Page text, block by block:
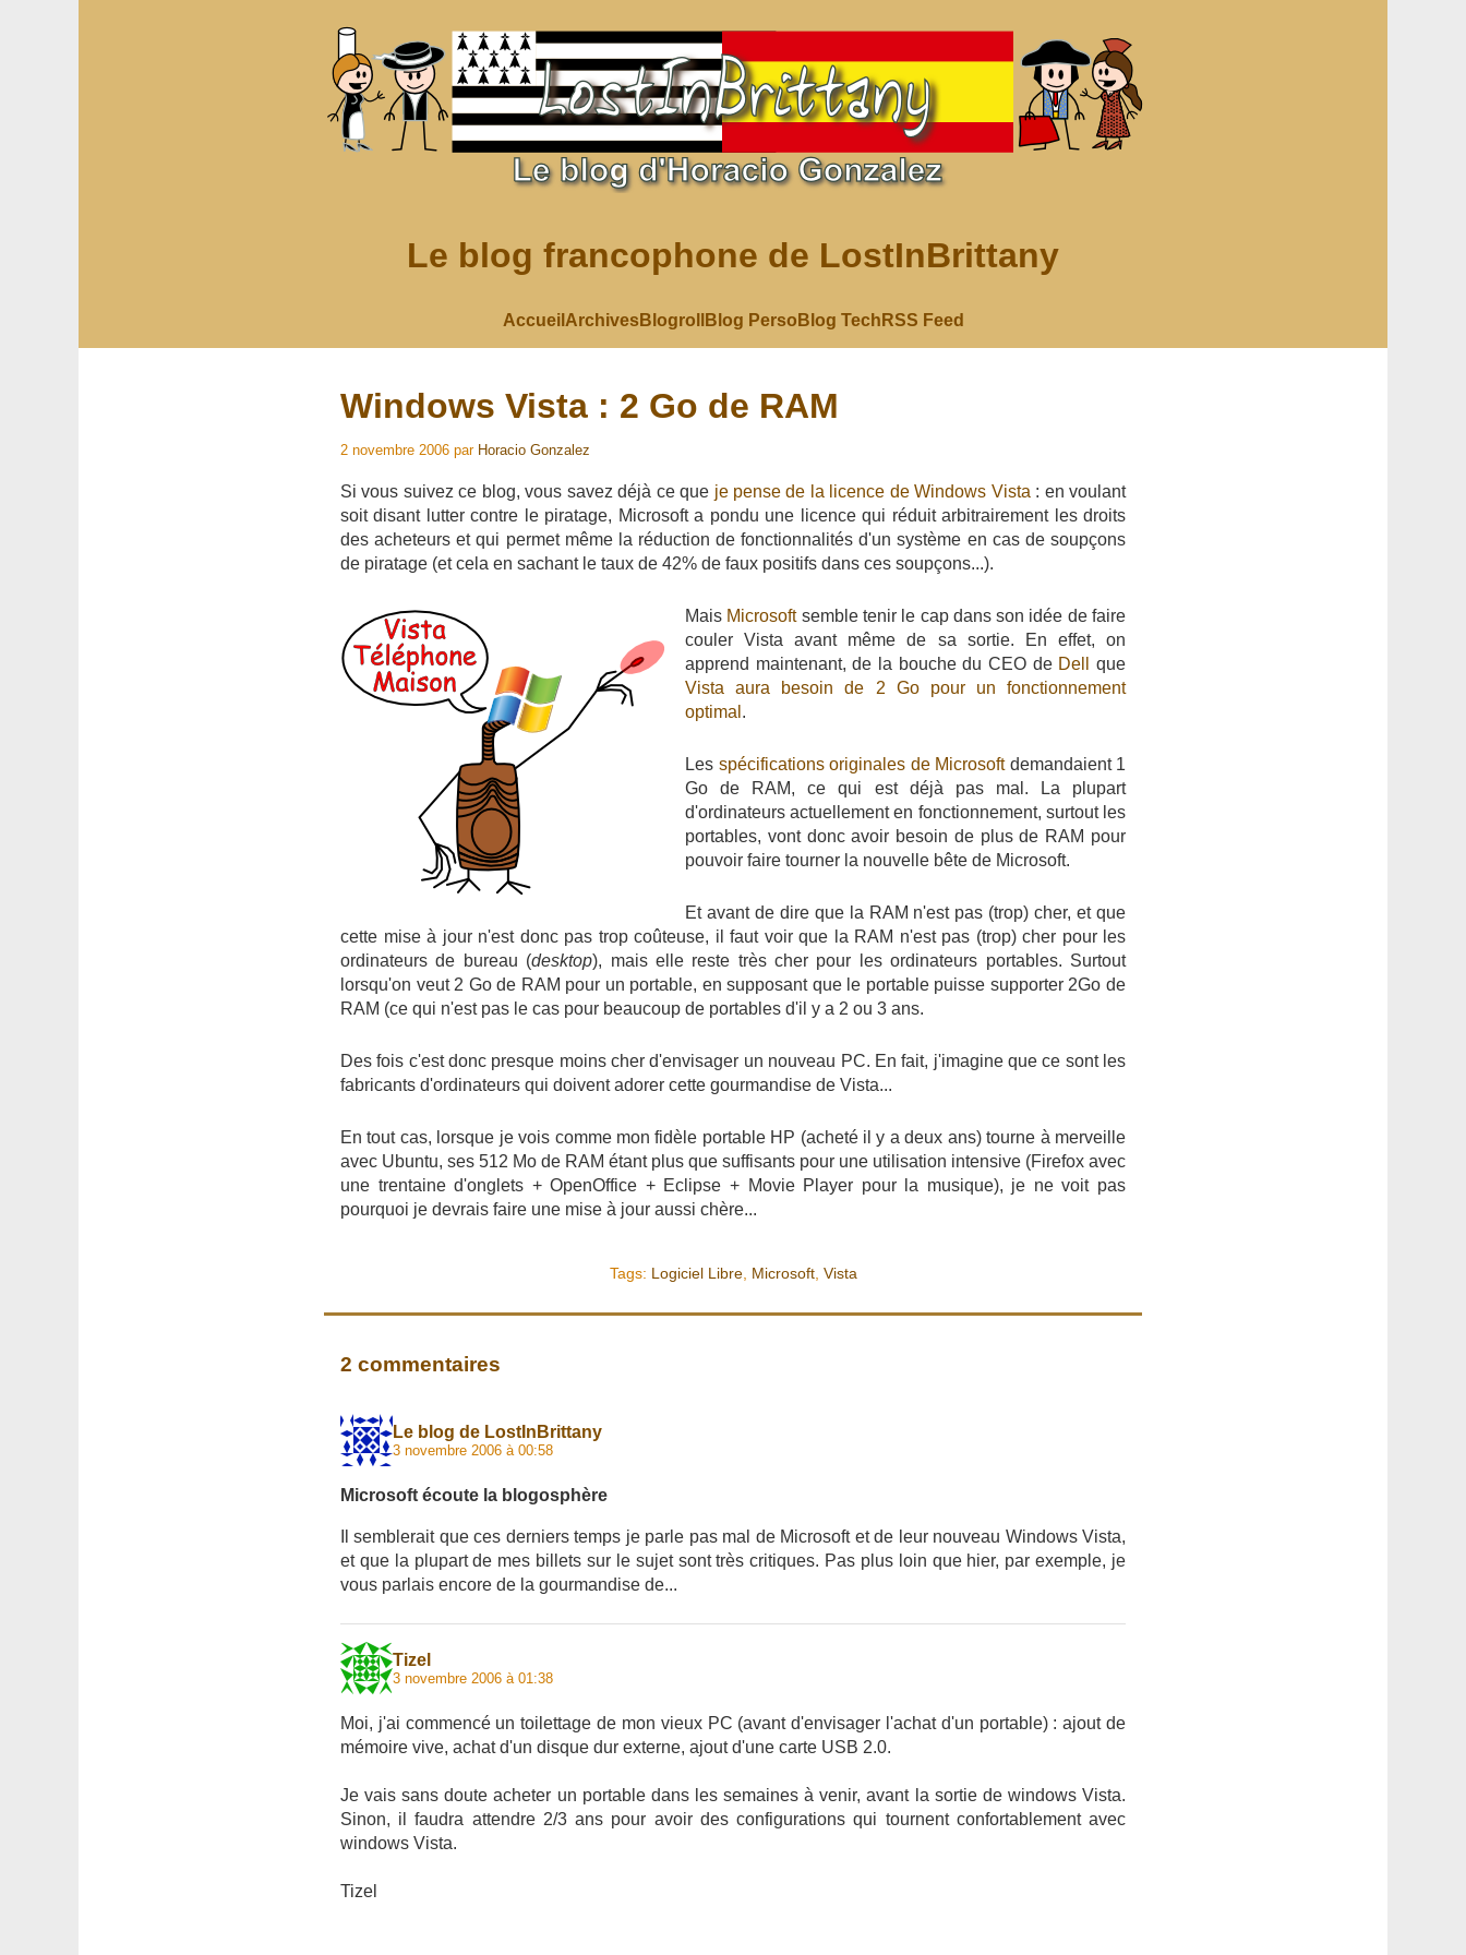
Le blog francophone de LostInBrittany
Accueil ArchivesBlogroll Blog Perso Blog Tech RSS Feed
Windows Vista : 2 Go de RAM
2 novembre 2006 par Horacio Gonzalez
Si vous suivez ce blog, vous savez déjà ce que je pense de la licence de Windows Vista : en voulant
soit disant lutter contre le piratage, Microsoft a pondu une licence qui réduit arbitrairement les droits
des acheteurs et qui permet même la réduction de fonctionnalités d'un système en cas de soupçons
de piratage (et cela en sachant le taux de 42% de faux positifs dans ces soupçons...).
Mais Microsoftsemble tenir le cap dans son idée de faire
couler Vista avant même de sa sortie. En effet, on
apprend maintenant, de la bouche du CEO de Dell
que
Vista aura besoin de 2 Go pour un fonctionnement
optimal .
Les spécifications originales de Microsoftdemandaient 1
Go de RAM, ce qui est déjà pas mal. La plupart
d'ordinateurs actuellement en fonctionnement, surtout les
portables, vont donc avoir besoin de plus de RAM pour
pouvoir faire tourner la nouvelle bête de Microsoft.
Et avant de dire que la RAM n'est pas (trop) cher, et que
cette mise à jour n'est donc pas trop coûteuse, il faut voir que la RAM n'est pas (trop) cher pour les
ordinateurs de bureau (desktop), mais elle reste très cher pour les ordinateurs portables. Surtout
lorsqu'on veut 2 Go de RAM pour un portable, en supposant que le portable puisse supporter 2Go de
RAM (ce qui n'est pas le cas pour beaucoup de portables d'il y a 2 ou 3 ans.
Des fois c'est donc presque moins cher d'envisager un nouveau PC. En fait, j'imagine que ce sont les
fabricants d'ordinateurs qui doivent adorer cette gourmandise de Vista...
En tout cas, lorsque je vois comme mon fidèle portable HP (acheté il y a deux ans) tourne à merveille
avec Ubuntu, ses 512 Mo de RAM étant plus que suffisants pour une utilisation intensive (Firefox avec
une trentaine d'onglets + OpenOffice + Eclipse + Movie Player pour la musique), je ne voit pas
pourquoi je devrais faire une mise à jour aussi chère...
Tags: Logiciel Libre, Microsoft, Vista
2 commentaires
Le blog de LostInBrittany
3 novembre 2006 à 00:58
Microsoft écoute la blogosphère
Il semblerait que ces derniers temps je parle pas mal de Microsoft et de leur nouveau Windows Vista,
et que la plupart de mes billets sur le sujet sont très critiques. Pas plus loin que hier, par exemple, je
vous parlais encore de la gourmandise de...
Tizel
3 novembre 2006 à 01:38
Moi, j'ai commencé un toilettage de mon vieux PC (avant d'envisager l'achat d'un portable) : ajout de
mémoire vive, achat d'un disque dur externe, ajout d'une carte USB 2.0.
Je vais sans doute acheter un portable dans les semaines à venir, avant la sortie de windows Vista.
Sinon, il faudra attendre 2/3 ans pour avoir des configurations qui tournent confortablement avec
windows Vista.
Tizel